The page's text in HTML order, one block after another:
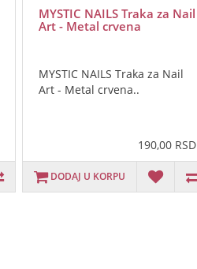
MYSTIC NAILS Traka za Nail
Art - Metal crvena
MYSTIC NAILS Traka za Nail
Art - Metal crvena..
190,00 RSD
DODAJ U KORPU